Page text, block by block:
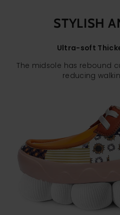
STYLISH
Ultra-soft
The midsole has rebound
reducing